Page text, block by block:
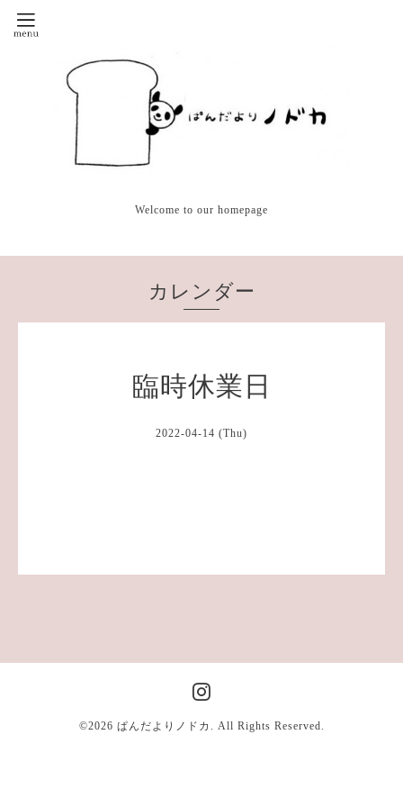
Welcome to our homepage
カレンダー
臨時休業日
2022-04-14 (Thu)
©2026 ぱんだよりノドカ . All Rights Reserved.